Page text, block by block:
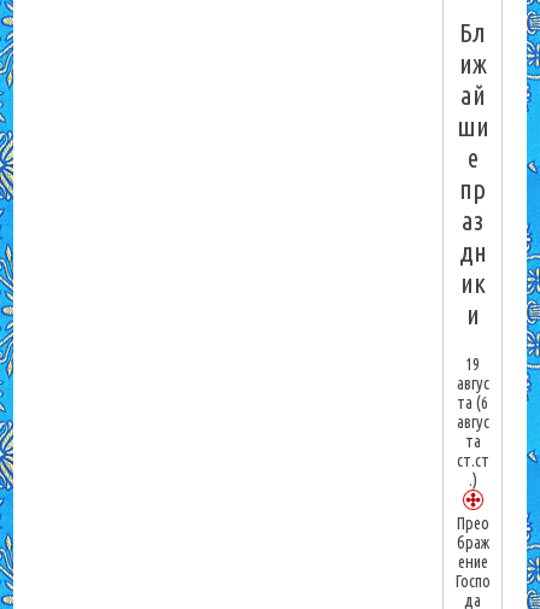
Бл
иж
ай
ши
е
пр
аз
дн
ик
и
19
авгус
та(6
авгус
та
ст.ст
.)
Прео
браж
ение
Госпо
да